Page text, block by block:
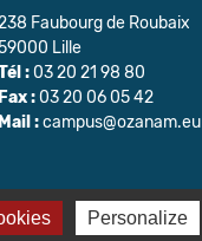
Faubourg de Roubaix
Lille
:03 20 21 98 80
Fax :03 20 06 05 42
Mail :campus@ozanam.eu
Personalize